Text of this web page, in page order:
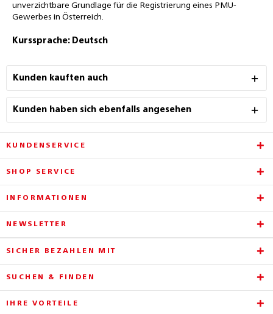
unverzichtbare Grundlage für die Registrierung eines PMU-
Gewerbes in Österreich.
Kurssprache: Deutsch
Kunden kauften auch
Kunden haben sich ebenfalls angesehen
KUNDENSERVICE
SHOP SERVICE
INFORMATIONEN
NEWSLETTER
SICHER BEZAHLEN MIT
SUCHEN & FINDEN
IHRE VORTEILE